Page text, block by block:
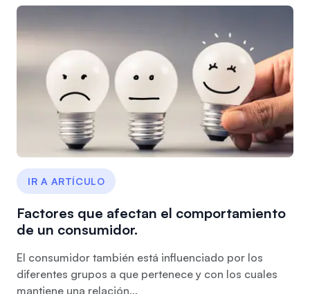
IR A ARTÍCULO
Factores que afectan el comportamiento
de un consumidor.
El consumidor también está influenciado por los
diferentes grupos a que pertenece y con los cuales
mantiene una relación...